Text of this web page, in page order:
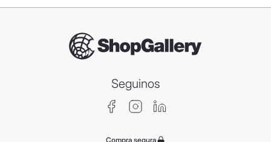
Seguinos
Compra segura